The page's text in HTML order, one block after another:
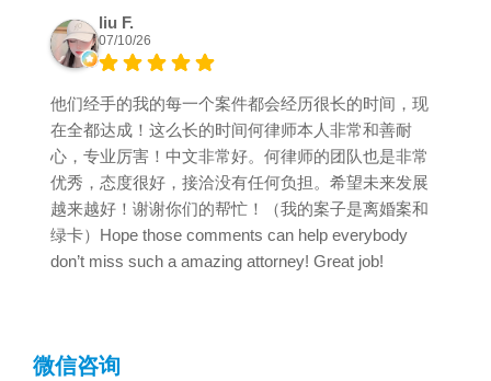
liu F.
07/10/26
他们经手的我的每一个案件都会经历很长的时间，现
在全都达成！这么长的时间何律师本人非常和善耐
心，专业厉害！中文非常好。何律师的团队也是非常
优秀，态度很好，接洽没有任何负担。希望未来发展
越来越好！谢谢你们的帮忙！（我的案子是离婚案和
绿卡）Hope those comments can help everybody
don’t miss such a amazing attorney! Great job!
微信咨询